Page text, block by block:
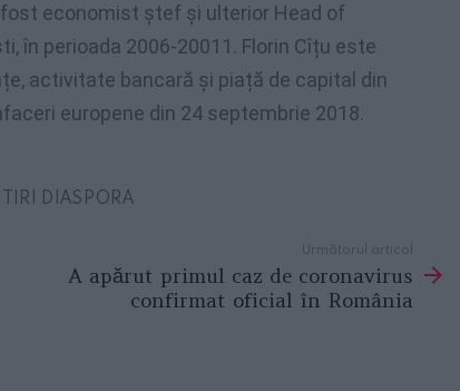
fost economist ștef și ulterior Head of
în perioada 2006-20011. Florin Cîțu este
activitate bancară și piață de capital din
europene din 24 septembrie 2018.
DIASPORA
Următorul articol
A apărut primul caz de coronavirus
confirmat oficial în România